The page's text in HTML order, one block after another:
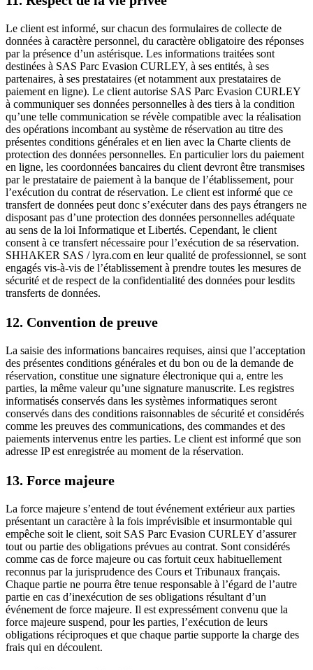
Le client est informé, sur chacun des formulaires de collecte de
données à caractère personnel, du caractère obligatoire des réponses
par la présence d’un astérisque. Les informations traitées sont
destinées à SAS Parc Evasion CURLEY, à ses entités, à ses
partenaires, à ses prestataires (et notamment aux prestataires de
paiement en ligne). Le client autorise SAS Parc Evasion CURLEY
à communiquer ses données personnelles à des tiers à la condition
qu’une telle communication se révèle compatible avec la réalisation
des opérations incombant au système de réservation au titre des
présentes conditions générales et en lien avec la Charte clients de
protection des données personnelles. En particulier lors du paiement
en ligne, les coordonnées bancaires du client devront être transmises
par le prestataire de paiement à la banque de l’établissement, pour
l’exécution du contrat de réservation. Le client est informé que ce
transfert de données peut donc s’exécuter dans des pays étrangers ne
disposant pas d’une protection des données personnelles adéquate
au sens de la loi Informatique et Libertés. Cependant, le client
consent à ce transfert nécessaire pour l’exécution de sa réservation.
SHHAKER SAS / lyra.com en leur qualité de professionnel, se sont
engagés vis-à-vis de l’établissement à prendre toutes les mesures de
sécurité et de respect de la confidentialité des données pour lesdits
transferts de données.
12. Convention de preuve
La saisie des informations bancaires requises, ainsi que l’acceptation
des présentes conditions générales et du bon ou de la demande de
réservation, constitue une signature électronique qui a, entre les
parties, la même valeur qu’une signature manuscrite. Les registres
informatisés conservés dans les systèmes informatiques seront
conservés dans des conditions raisonnables de sécurité et considérés
comme les preuves des communications, des commandes et des
paiements intervenus entre les parties. Le client est informé que son
adresse IP est enregistrée au moment de la réservation.
13. Force majeure
La force majeure s’entend de tout événement extérieur aux parties
présentant un caractère à la fois imprévisible et insurmontable qui
empêche soit le client, soit SAS Parc Evasion CURLEY d’assurer
tout ou partie des obligations prévues au contrat. Sont considérés
comme cas de force majeure ou cas fortuit ceux habituellement
reconnus par la jurisprudence des Cours et Tribunaux français.
Chaque partie ne pourra être tenue responsable à l’égard de l’autre
partie en cas d’inexécution de ses obligations résultant d’un
événement de force majeure. Il est expressément convenu que la
force majeure suspend, pour les parties, l’exécution de leurs
obligations réciproques et que chaque partie supporte la charge des
frais qui en découlent.